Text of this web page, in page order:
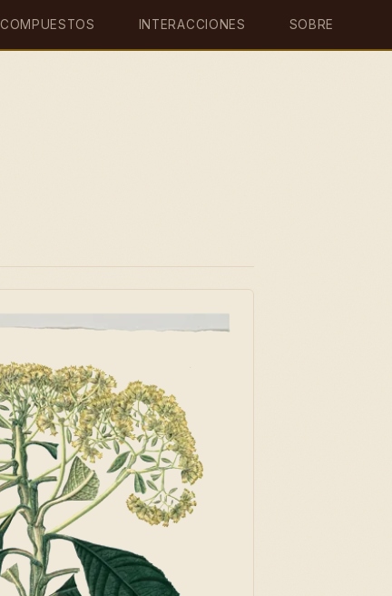
COMPUESTOS INTERACCIONES SOBRE